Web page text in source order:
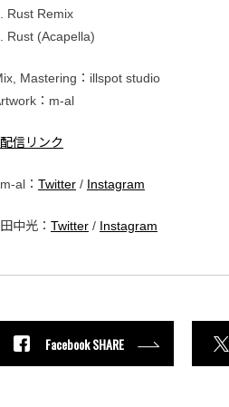
Rust Remix
Rust (Acapella)
Mastering：illspot studio
：m-al
配信リンク
al： Twitter / Instagram
中光： Twitter / Instagram
Facebook SHARE